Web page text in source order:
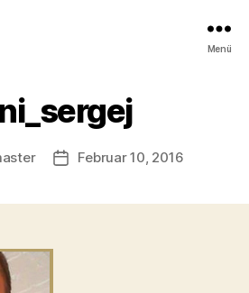
Menü
Beitragsdatum
Februar 10, 2016